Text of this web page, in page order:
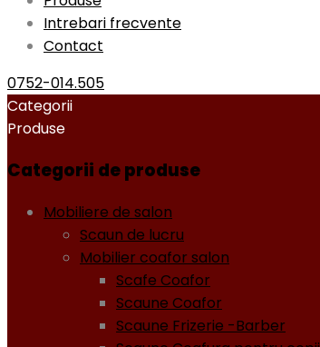
Intrebari frecvente
Contact
0752-014.505
Categorii
Produse
Categorii de produse
Mobiliere de salon
Scaun de lucru
Mobilier coafor salon
Scafe Coafor
Scaune Coafor
Scaune Frizerie -Barber